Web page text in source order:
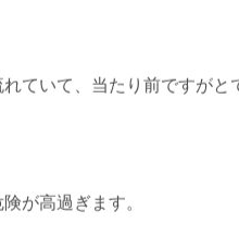
ていて、当たり前ですがと
が高過ぎます。